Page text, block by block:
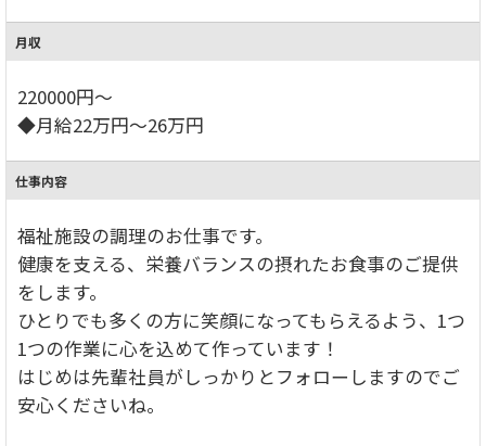
月収
220000円～
◆月給22万円～26万円
仕事内容
福祉施設の調理のお仕事です。
健康を支える、栄養バランスの摂れたお食事のご提供
をします。
ひとりでも多くの方に笑顔になってもらえるよう、1つ
1つの作業に心を込めて作っています！
はじめは先輩社員がしっかりとフォローしますのでご
安心くださいね。